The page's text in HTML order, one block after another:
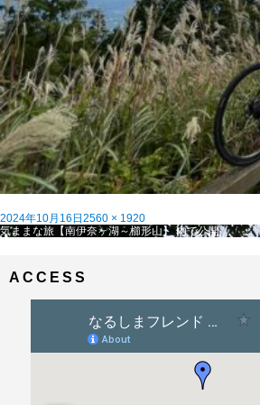
投
稿
2024年10月16日 フ
ル
2560 × 1920
投
ゲ
気ままな旅【南伊奈ヶ湖～櫛形山】 内で公開
ACCESS